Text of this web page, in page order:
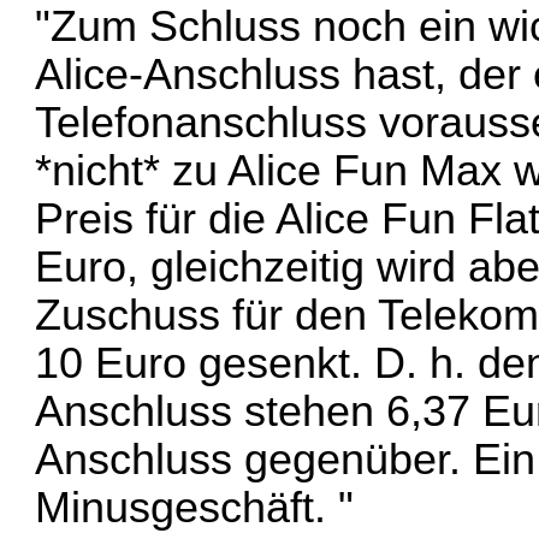
"Zum Schluss noch ein
Alice-Anschluss hast, der
Telefonanschluss
*nicht* zu Alice Fun Max
Preis für die Alice Fun
Euro, gleichzeitig wird
Zuschuss für den
10 Euro gesenkt. D. h.
Anschluss stehen 6,37
Anschluss gegenüber.
Minusgeschäft. "